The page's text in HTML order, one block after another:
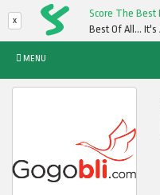
x
Score The Best
Best Of All... It's
MENU